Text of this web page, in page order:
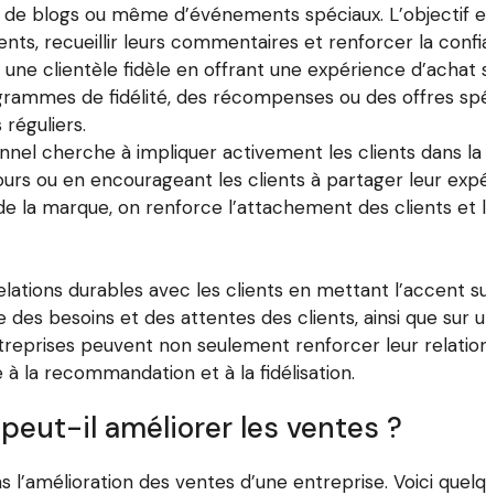
blogs ou même d’événements spéciaux. L’objectif
recueillir leurs commentaires et renforcer la
clientèle fidèle en offrant une expérience
de fidélité, des récompenses ou des offres
cherche à impliquer activement les clients dans
ou en encourageant les clients à partager leur
la marque, on renforce l’attachement des clients et
durables avec les clients en mettant l’accent
besoins et des attentes des clients, ainsi que sur
peuvent non seulement renforcer leur
la recommandation et à la fidélisation.
il améliorer les ventes ?
des ventes d’une entreprise. Voici